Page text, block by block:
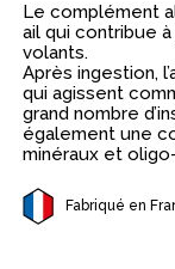
Le complément
ail qui contribue
volants.
Après ingestion,
qui agissent
grand nombre
également une
minéraux et
Fabriqué en